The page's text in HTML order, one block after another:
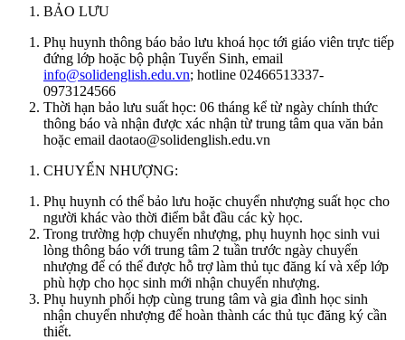
BẢO LƯU
Phụ huynh thông báo bảo lưu khoá học tới giáo viên trực tiếp
đứng lớp hoặc bộ phận Tuyển Sinh, email
info@solidenglish.edu.vn; hotline 02466513337-
0973124566
Thời hạn bảo lưu suất học: 06 tháng kể từ ngày chính thức
thông báo và nhận được xác nhận từ trung tâm qua văn bản
hoặc email daotao@solidenglish.edu.vn
CHUYỂN NHƯỢNG:
Phụ huynh có thể bảo lưu hoặc chuyển nhượng suất học cho
người khác vào thời điểm bắt đầu các kỳ học.
Trong trường hợp chuyển nhượng, phụ huynh học sinh vui
lòng thông báo với trung tâm 2 tuần trước ngày chuyển
nhượng để có thể được hỗ trợ làm thủ tục đăng kí và xếp lớp
phù hợp cho học sinh mới nhận chuyển nhượng.
Phụ huynh phối hợp cùng trung tâm và gia đình học sinh
nhận chuyển nhượng để hoàn thành các thủ tục đăng ký cần
thiết.